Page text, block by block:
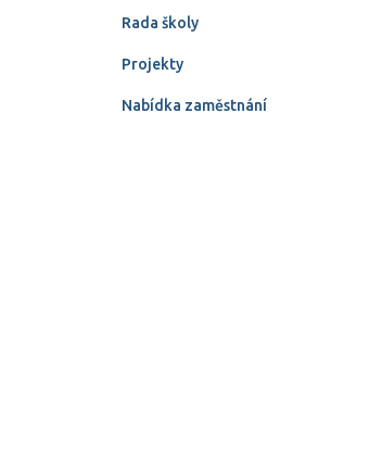
Rada školy
Projekty
Nabídka zaměstnání